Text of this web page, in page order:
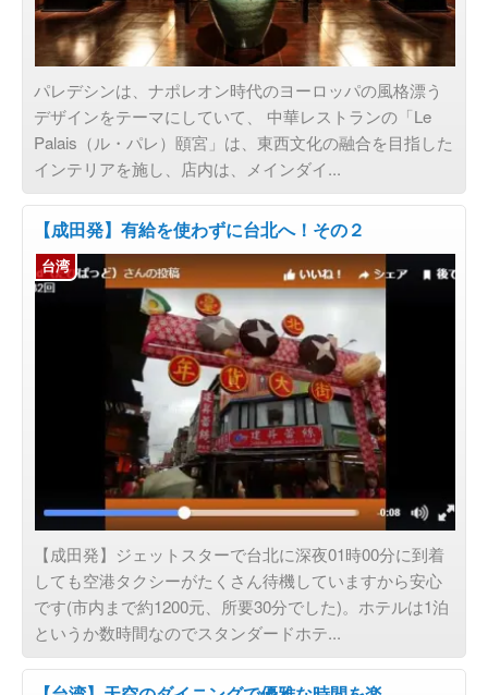
パレデシンは、ナポレオン時代のヨーロッパの風格漂う
デザインをテーマにしていて、 中華レストランの「Le
Palais（ル・パレ）頤宮」は、東西文化の融合を目指した
インテリアを施し、店内は、メインダイ...
【成田発】有給を使わずに台北へ！その２
台湾
【成田発】ジェットスターで台北に深夜01時00分に到着
しても空港タクシーがたくさん待機していますから安心
です(市内まで約1200元、所要30分でした)。ホテルは1泊
というか数時間なのでスタンダードホテ...